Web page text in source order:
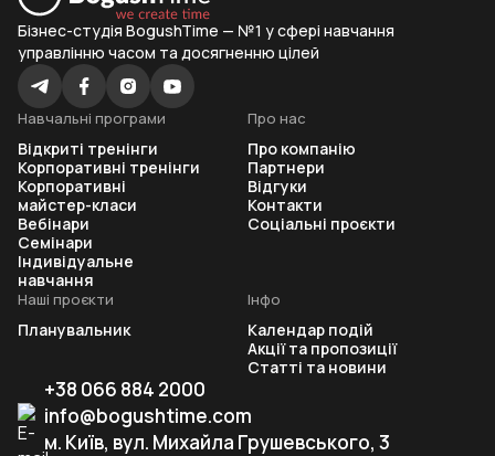
Бізнес-студія BogushTime — №1 у сфері навчання
управлінню часом та досягненню цілей
Навчальні програми
Відкриті тренінги
Корпоративні тренінги
Корпоративні
майстер-класи
Вебінари
Семінари
Індивідуальне
навчання
Наші проєкти
Планувальник
Інфо
Календар подій
Акції та пропозиції
Статті та новини
Про нас
Про компанію
Партнери
Відгуки
Контакти
Соціальні проєкти
+38 066 884 2000
info@bogushtime.com
м. Київ, вул. Михайла Грушевського, 3